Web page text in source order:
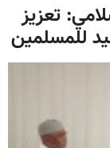
تعزيز
للمسلمين